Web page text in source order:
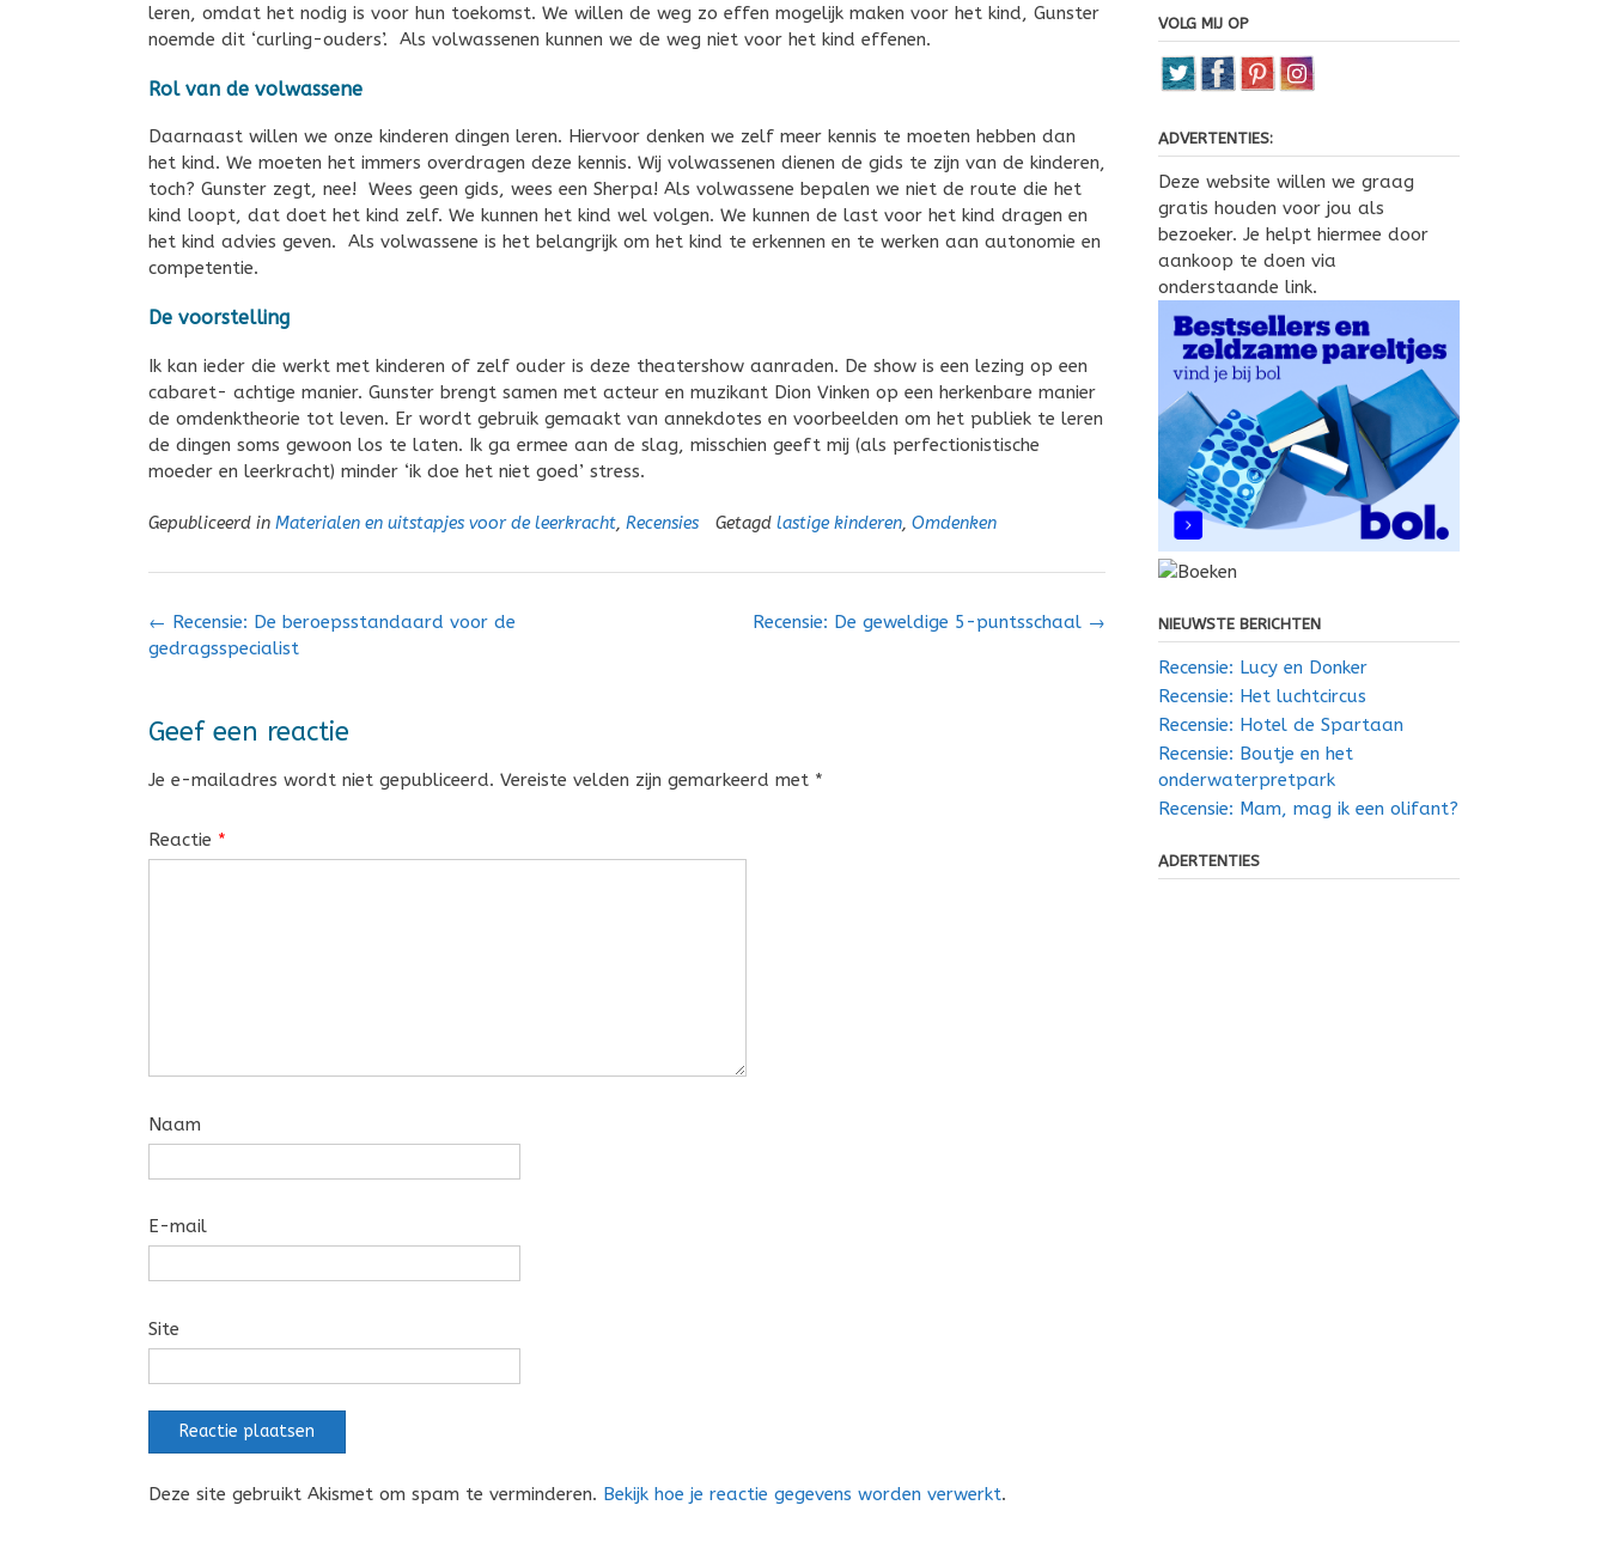
leren, omdat het nodig is voor hun toekomst. We willen de weg zo effen mogelijk maken voor het kind, Gunster
noemde dit ‘curling-ouders’. Als volwassenen kunnen we de weg niet voor het kind effenen.
Rol van de volwassene
Daarnaast willen we onze kinderen dingen leren. Hiervoor denken we zelf meer kennis te moeten hebben dan
het kind. We moeten het immers overdragen deze kennis. Wij volwassenen dienen de gids te zijn van de kinderen,
toch? Gunster zegt, nee! Wees geen gids, wees een Sherpa! Als volwassene bepalen we niet de route die het
kind loopt, dat doet het kind zelf. We kunnen het kind wel volgen. We kunnen de last voor het kind dragen en
het kind advies geven. Als volwassene is het belangrijk om het kind te erkennen en te werken aan autonomie en
competentie.
De voorstelling
Ik kan ieder die werkt met kinderen of zelf ouder is deze theatershow aanraden. De show is een lezing op een
cabaret- achtige manier. Gunster brengt samen met acteur en muzikant Dion Vinken op een herkenbare manier
de omdenktheorie tot leven. Er wordt gebruik gemaakt van annekdotes en voorbeelden om het publiek te leren
de dingen soms gewoon los te laten. Ik ga ermee aan de slag, misschien geeft mij (als perfectionistische
moeder en leerkracht) minder ‘ik doe het niet goed’ stress.
Gepubliceerd in Materialen en uitstapjes voor de leerkracht, Recensies Getagd lastige kinderen, Omdenken
Bericht
navigatie
Recensie: De geweldige 5-puntsschaal →
← Recensie: De beroepsstandaard voor de
gedragsspecialist
Geef een reactie
Je e-mailadres wordt niet gepubliceerd. Vereiste velden zijn gemarkeerd met *
Reactie *
Naam
E-mail
Site
Deze site gebruikt Akismet om spam te verminderen. Bekijk hoe je reactie gegevens worden verwerkt.
VOLG MIJ OP
ADVERTENTIES:
Deze website willen we graag
gratis houden voor jou als
bezoeker. Je helpt hiermee door
aankoop te doen via
onderstaande link.
NIEUWSTE BERICHTEN
Recensie: Lucy en Donker
Recensie: Het luchtcircus
Recensie: Hotel de Spartaan
Recensie: Boutje en het
onderwaterpretpark
Recensie: Mam, mag ik een olifant?
ADERTENTIES